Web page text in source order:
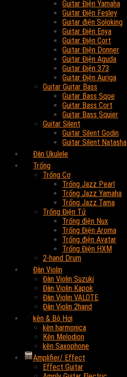
Guitar Điện Yamaha
Guitar Điện Fesley
Guitar điện Soloking
Guitar Điện Enya
Guitar Điện Cort
Guitar Điện Donner
Guitar Điện Aguda
Guitar Điện 373
Guitar Điện Auriga
Guitar Guitar Bass
Guitar Bass Sqoe
Guitar Bass Cort
Guitar Bass Squier
Guitar Silent
Guitar Silent Godin
Guitar Silent Natasha
Đàn Ukulele
Trống
Trống Cơ
Trống Jazz Pearl
Trống Jazz Yamaha
Trống Jazz Tama
Trống Điện Tử
Trống điện Nux
Trống Điện Aroma
Trống điện Avatar
Trống Điện HXM
2-hand Drum
Đàn Violin
Đàn Violin Suzuki
Đàn Violin Kapok
Đàn Violin VALOTE
Đàn Violin 2hand
kèn & Bộ Hơi
kèn harmonica
Kèn Melodion
kèn Saxophone
Amplifier/ Effect
Effect Guitar